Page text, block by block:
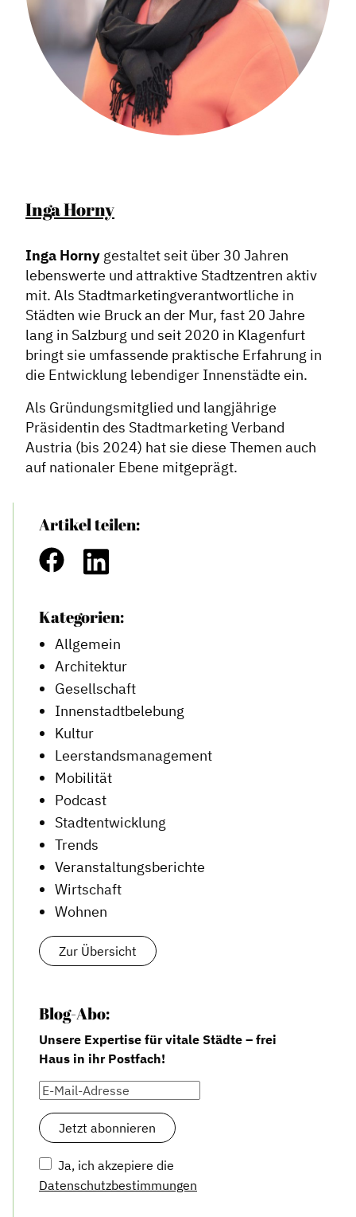
Inga Horny
Inga Horny gestaltet seit über 30 Jahren
lebenswerte und attraktive Stadtzentren aktiv
mit. Als Stadtmarketingverantwortliche in
Städten wie Bruck an der Mur, fast 20 Jahre
lang in Salzburg und seit 2020 in Klagenfurt
bringt sie umfassende praktische Erfahrung in
die Entwicklung lebendiger Innenstädte ein.
Als Gründungsmitglied und langjährige
Präsidentin des Stadtmarketing Verband
Austria (bis 2024) hat sie diese Themen auch
auf nationaler Ebene mitgeprägt.
Artikel teilen:
Kategorien:
Allgemein
Architektur
Gesellschaft
Innenstadtbelebung
Kultur
Leerstandsmanagement
Mobilität
Podcast
Stadtentwicklung
Trends
Veranstaltungsberichte
Wirtschaft
Wohnen
Zur Übersicht
Blog-Abo:
Unsere Expertise für vitale Städte – frei
Haus in ihr Postfach!
Ja, ich akzepiere die
Datenschutzbestimmungen